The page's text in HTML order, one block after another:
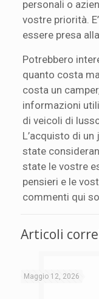
personali o
vostre priorità.
essere presa
Potrebbero
quanto costa
costa un
informazioni
di veicoli di
L’acquisto di
state
state le vostre
pensieri e le
commenti qui
Articoli
Maggio 12, 2026